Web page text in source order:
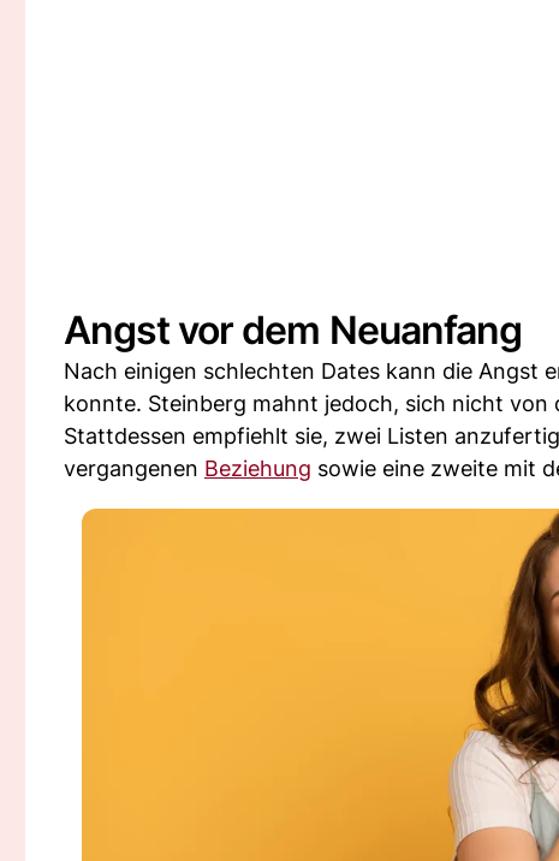
Angst vor dem Neuanfang
Nach einigen schlechten Dates kann die Angst
konnte. Steinberg mahnt jedoch, sich nicht von
Stattdessen empfiehlt sie, zwei Listen
vergangenen Beziehung sowie eine zweite mit